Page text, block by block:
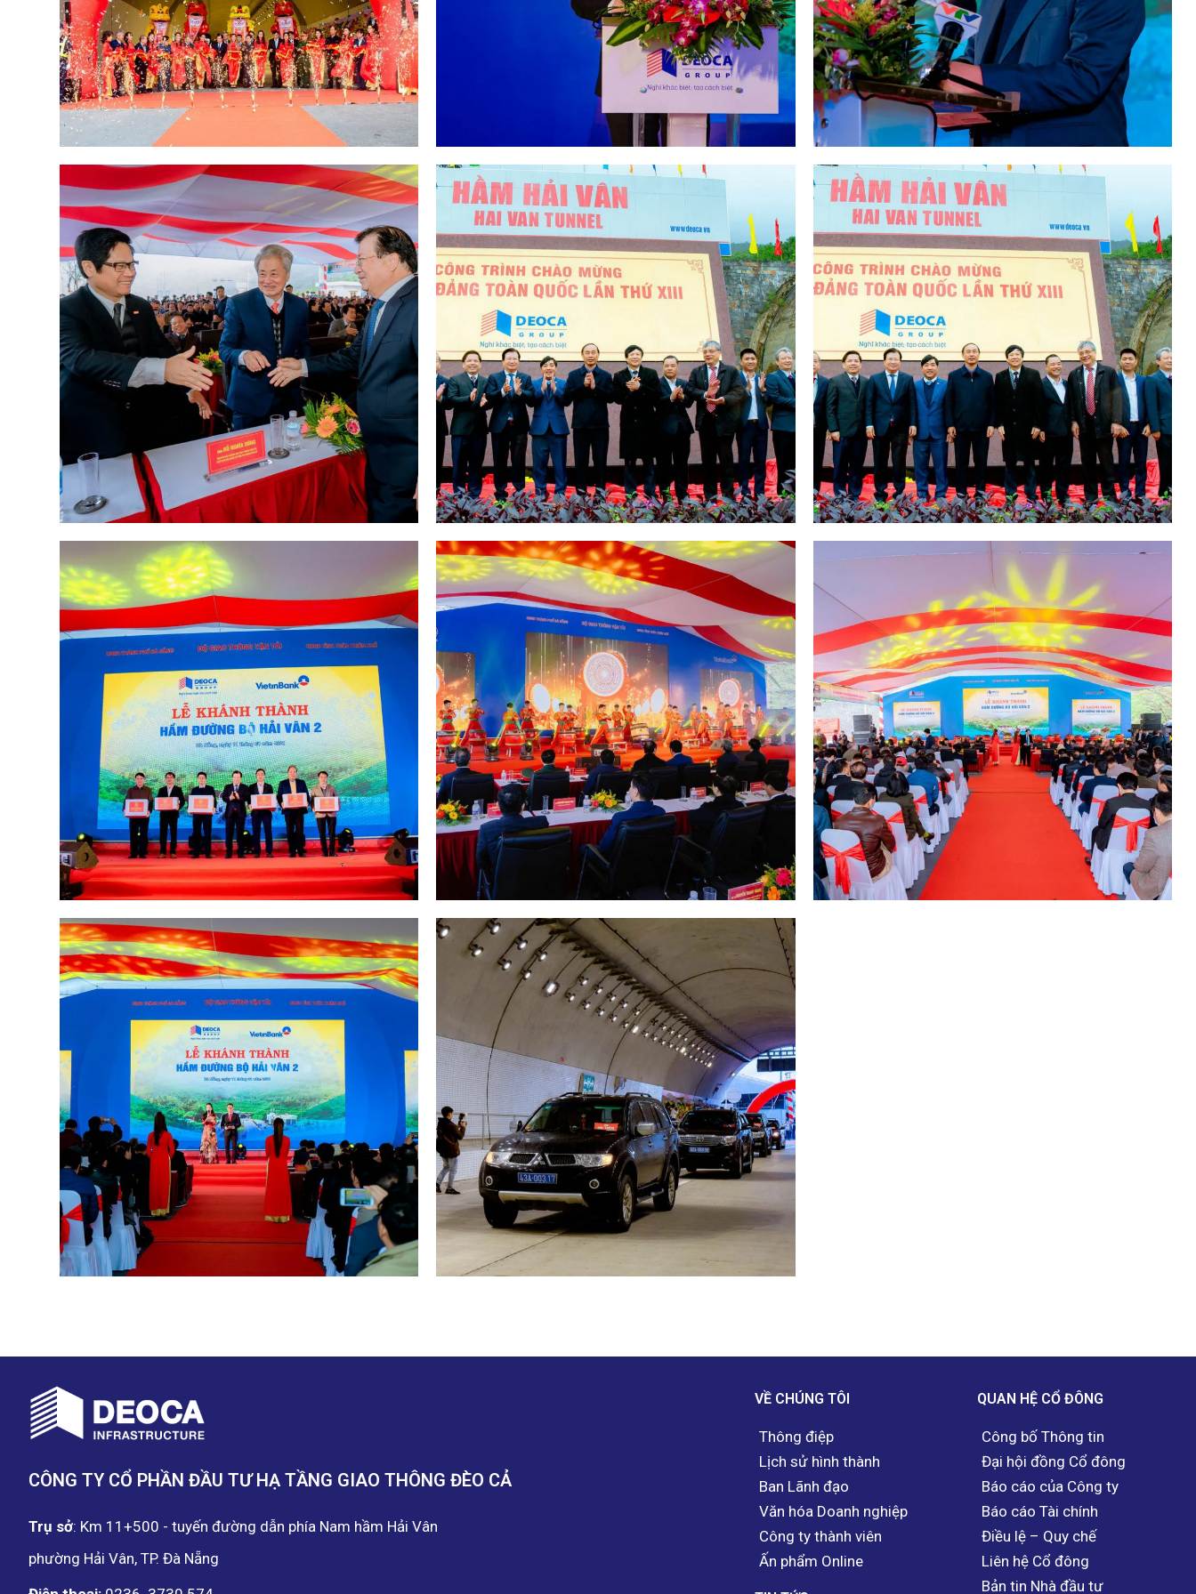
CÔNG TY CỔ PHẦN ĐẦU TƯ HẠ TẦNG GIAO THÔNG ĐÈO CẢ
Trụ sở: Km 11+500 - tuyến đường dẫn phía Nam hầm Hải Vân
phường Hải Vân, TP. Đà Nẵng
VỀ CHÚNG TÔI
Thông điệp
Lịch sử hình thành
Ban Lãnh đạo
Văn hóa Doanh nghiệp
Công ty thành viên
Ấn phẩm Online
QUAN HỆ CỔ ĐÔNG
Công bố Thông tin
Đại hội đồng Cổ đông
Báo cáo của Công ty
Báo cáo Tài chính
Điều lệ – Quy chế
Liên hệ Cổ đông
Bản tin Nhà đầu tư